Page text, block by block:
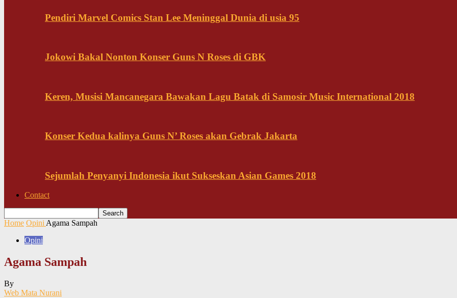
Pendiri Marvel Comics Stan Lee Meninggal Dunia di usia 95
Jokowi Bakal Nonton Konser Guns N Roses di GBK
Keren, Musisi Mancanegara Bawakan Lagu Batak di Samosir Music International 2018
Konser Kedua kalinya Guns N’ Roses akan Gebrak Jakarta
Sejumlah Penyanyi Indonesia ikut Sukseskan Asian Games 2018
Contact
Home Opini Agama Sampah
Opini
Agama Sampah
By
Web Mata Nurani